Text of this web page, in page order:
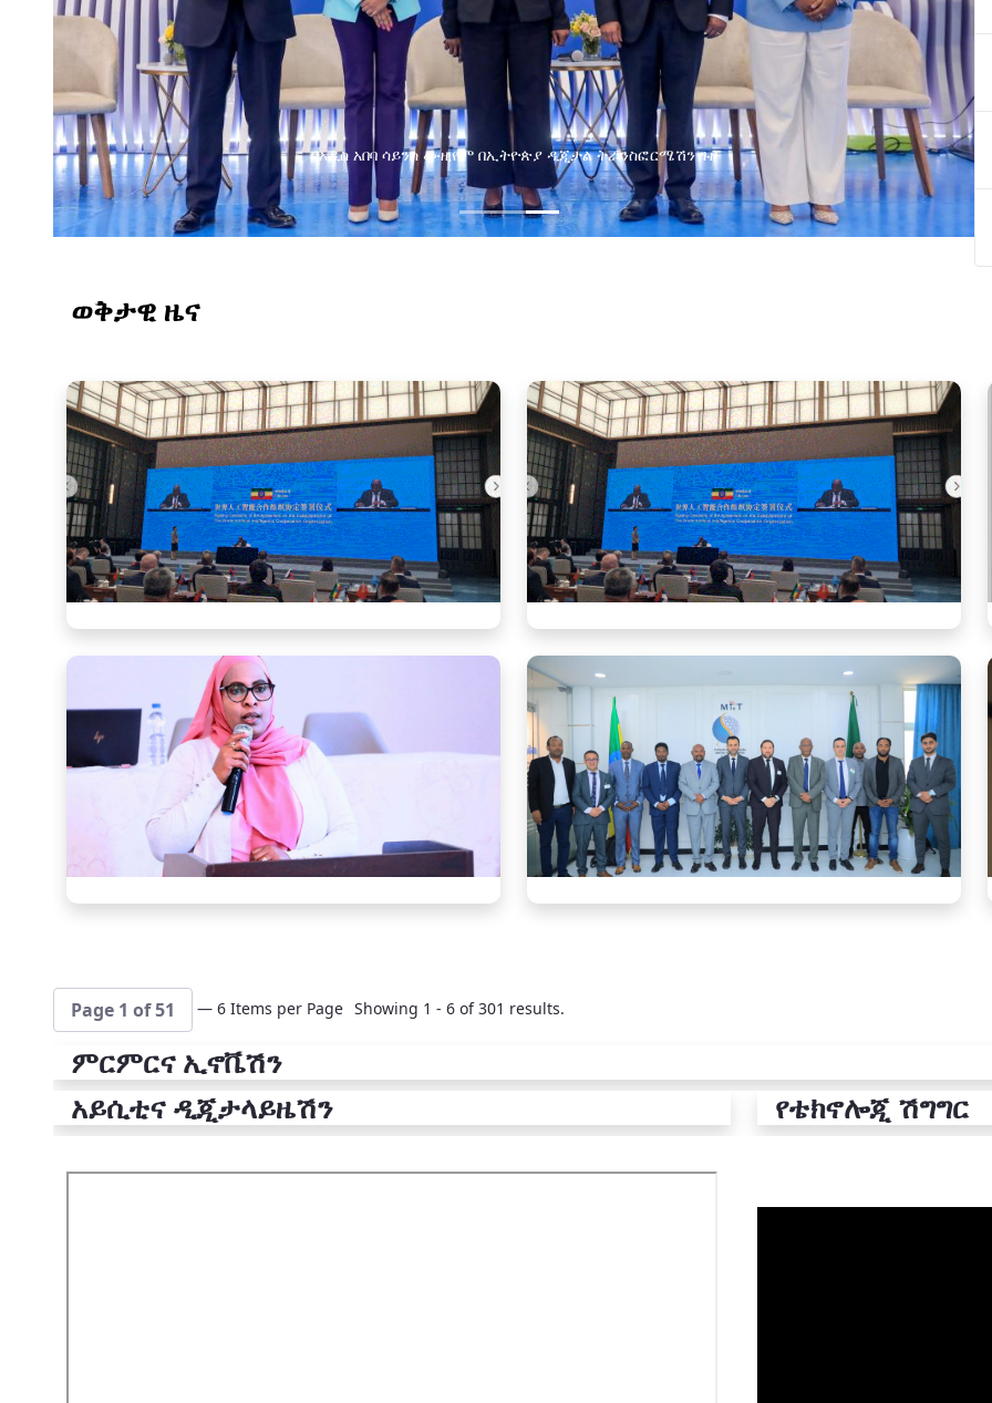
የልማት አጋሮች በአባልነት የየያዘ የኢኖቬሽን፣የዲጅታል ኢኮኖሚ እና
የኢንፎርሜሽን ቴክኖሎጂ የጋራ ግብረሃይል ተቋቋመ
ወቅታዊ ዜና
Page 1 of 51 — 6 Items per Page Showing 1 - 6 of 301 results.
ምርምርና ኢኖቬሽን
አይሲቲና ዲጂታላይዜሽን
የቴክኖሎጂ ሽግግር